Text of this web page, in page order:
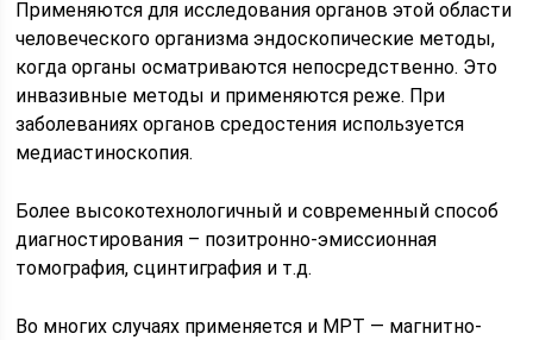
Применяются для исследования органов этой области
человеческого организма эндоскопические методы,
когда органы осматриваются непосредственно. Это
инвазивные методы и применяются реже. При
заболеваниях органов средостения используется
медиастиноскопия.
Более высокотехнологичный и современный способ
диагностирования – позитронно-эмиссионная
томография, сцинтиграфия и т.д.
Во многих случаях применяется и МРТ — магнитно-